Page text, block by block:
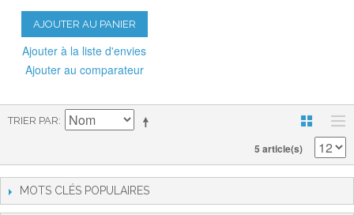
AJOUTER AU PANIER
Ajouter à la liste d'envies
Ajouter au comparateur
TRIER PAR
5 article(s)
MOTS CLÉS POPULAIRES